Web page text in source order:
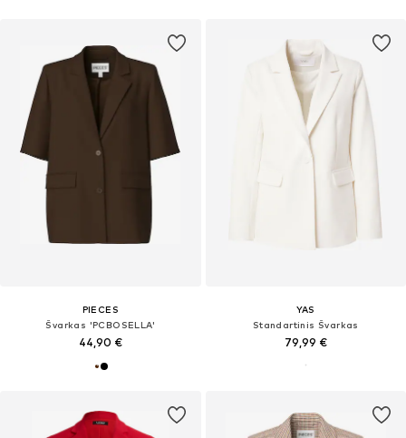
PIECES
Švarkas 'PCBOSELLA'
44,90 €
YAS
Standartinis Švarkas
79,99 €